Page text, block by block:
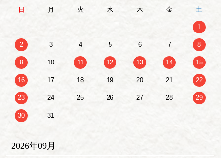
日 月 火 水 木 金 土
1
2 3 4 5 6 7 8
9 10 11 12 13 14 15
16 17 18 19 20 21 22
23 24 25 26 27 28 29
30 31
2026年09月